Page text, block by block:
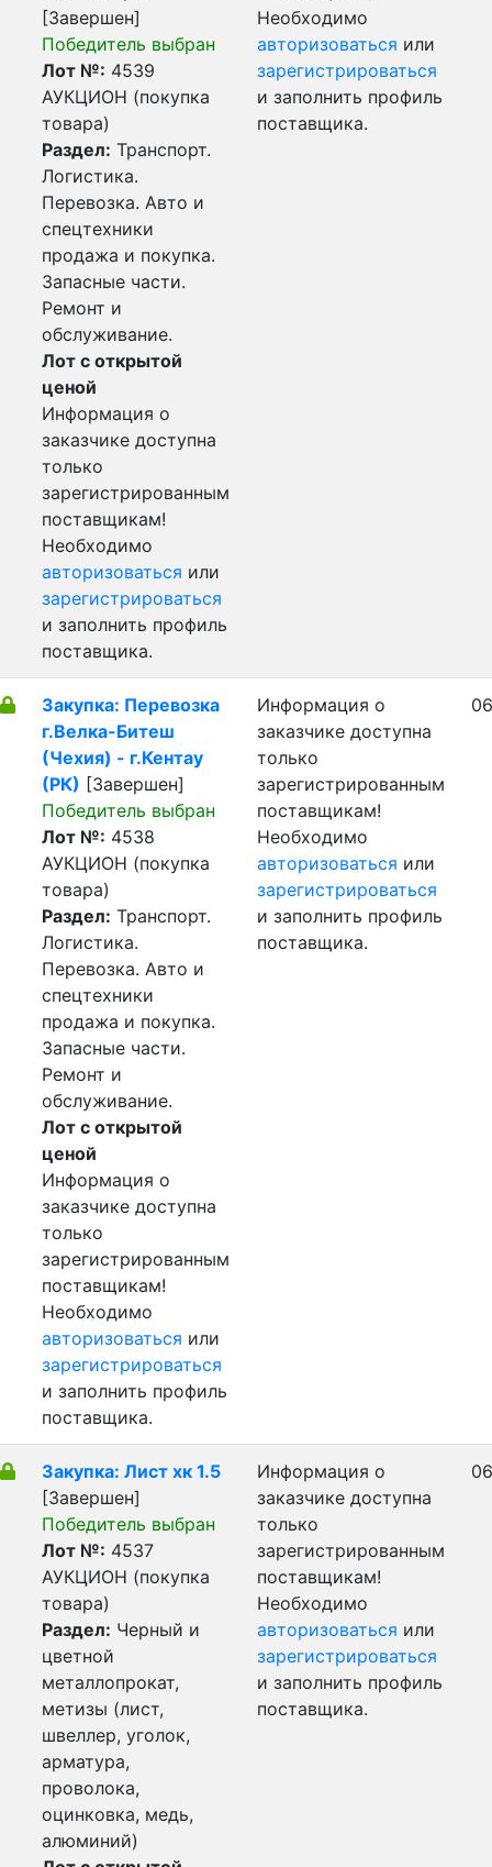
[Завершен]
Победитель выбран
Лот №: 4539
АУКЦИОН (покупка
товара)
Раздел: Транспорт.
Логистика.
Перевозка. Авто и
спецтехники
продажа и покупка.
Запасные части.
Ремонт и
обслуживание.
Лот с открытой
ценой
Информация о
заказчике доступна
только
зарегистрированным
поставщикам!
Необходимо
авторизоваться или
зарегистрироваться
и заполнить профиль
поставщика.
Необходимо
авторизоваться или
зарегистрироваться
и заполнить профиль
поставщика.
Закупка: Перевозка
г.Велка-Битеш
(Чехия) - г.Кентау
(РК) [Завершен]
Победитель выбран
Лот №: 4538
АУКЦИОН (покупка
товара)
Раздел: Транспорт.
Логистика.
Перевозка. Авто и
спецтехники
продажа и покупка.
Запасные части.
Ремонт и
обслуживание.
Лот с открытой
ценой
Информация о
заказчике доступна
только
зарегистрированным
поставщикам!
Необходимо
авторизоваться или
зарегистрироваться
и заполнить профиль
поставщика.
Информация о
заказчике доступна
только
зарегистрированным
поставщикам!
Необходимо
авторизоваться или
зарегистрироваться
и заполнить профиль
поставщика.
Закупка: Лист хк 1.5
[Завершен]
Победитель выбран
Лот №: 4537
АУКЦИОН (покупка
товара)
Раздел: Черный и
цветной
металлопрокат,
метизы (лист,
швеллер, уголок,
арматура,
проволока,
оцинковка, медь,
алюминий)
Информация о
заказчике доступна
только
зарегистрированным
поставщикам!
Необходимо
авторизоваться или
зарегистрироваться
и заполнить профиль
поставщика.